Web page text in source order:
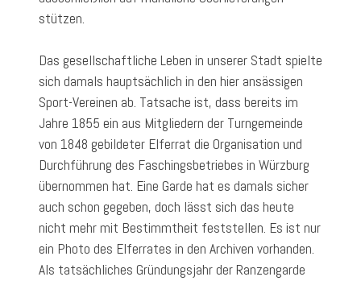
stützen.
Das gesellschaftliche Leben in unserer Stadt spielte
sich damals hauptsächlich in den hier ansässigen
Sport-Vereinen ab. Tatsache ist, dass bereits im
Jahre 1855 ein aus Mitgliedern der Turngemeinde
von 1848 gebildeter Elferrat die Organisation und
Durchführung des Faschingsbetriebes in Würzburg
übernommen hat. Eine Garde hat es damals sicher
auch schon gegeben, doch lässt sich das heute
nicht mehr mit Bestimmtheit feststellen. Es ist nur
ein Photo des Elferrates in den Archiven vorhanden.
Als tatsächliches Gründungsjahr der Ranzengarde